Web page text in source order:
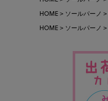
HOME
ソールパーノ
HOME
ソールパーノ